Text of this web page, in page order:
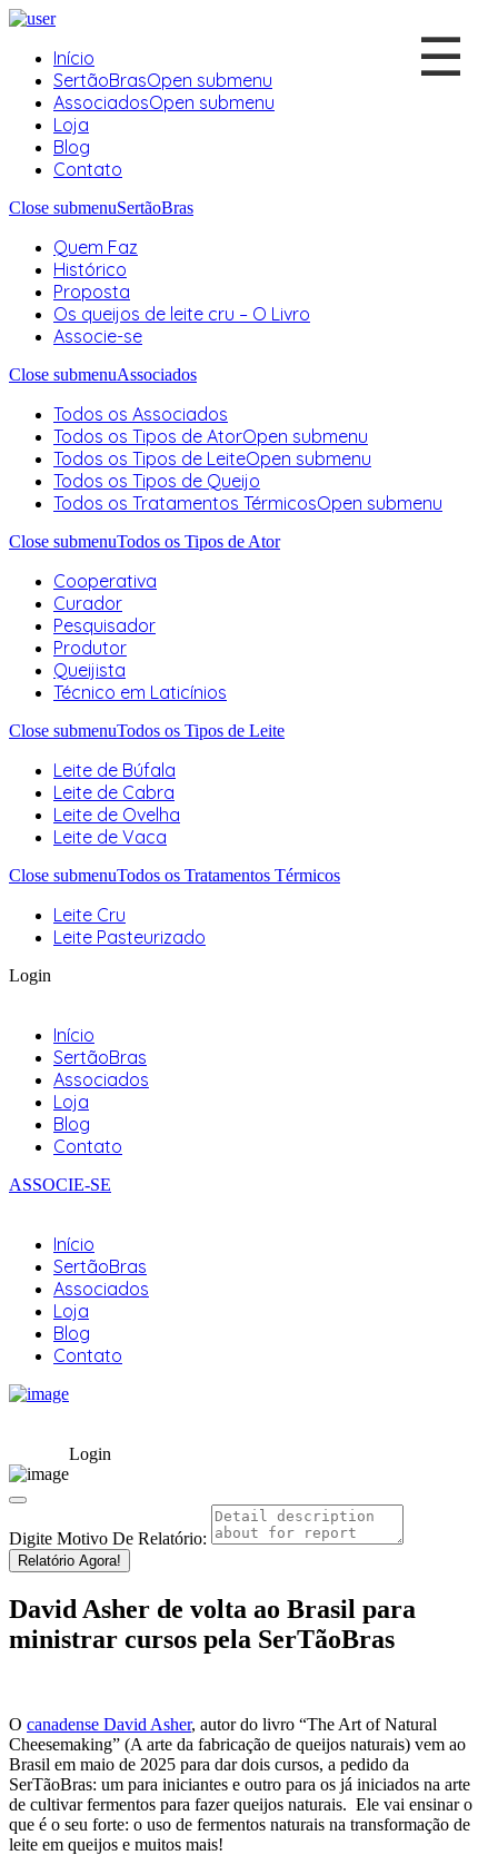
Início
SertãoBrasOpen submenu
AssociadosOpen submenu
Loja
Blog
Contato
Close submenuSertãoBras
Quem Faz
Histórico
Proposta
Os queijos de leite cru – O Livro
Associe-se
Close submenuAssociados
Todos os Associados
Todos os Tipos de AtorOpen submenu
Todos os Tipos de LeiteOpen submenu
Todos os Tipos de Queijo
Todos os Tratamentos TérmicosOpen submenu
Close submenuTodos os Tipos de Ator
Cooperativa
Curador
Pesquisador
Produtor
Queijista
Técnico em Laticínios
Close submenuTodos os Tipos de Leite
Leite de Búfala
Leite de Cabra
Leite de Ovelha
Leite de Vaca
Close submenuTodos os Tratamentos Térmicos
Leite Cru
Leite Pasteurizado
Login
Início
SertãoBras
Associados
Loja
Blog
Contato
ASSOCIE-SE
Início
SertãoBras
Associados
Loja
Blog
Contato
☰
Login
Digite Motivo De Relatório:
Relatório Agora!
David Asher de volta ao Brasil para
ministrar cursos pela SerTãoBras
O canadense David Asher, autor do livro “The Art of Natural
Cheesemaking” (A arte da fabricação de queijos naturais) vem ao
Brasil em maio de 2025 para dar dois cursos, a pedido da
SerTãoBras: um para iniciantes e outro para os já iniciados na arte
de cultivar fermentos para fazer queijos naturais. Ele vai ensinar o
que é o seu forte: o uso de fermentos naturais na transformação de
leite em queijos e muitos mais!